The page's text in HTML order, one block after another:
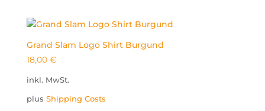
Grand Slam Logo Shirt Burgund
18,00 €
inkl. MwSt.
plus Shipping Costs